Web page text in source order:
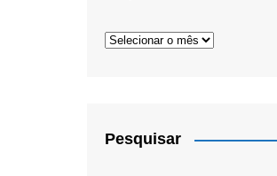
Arquivos
Pesquisar